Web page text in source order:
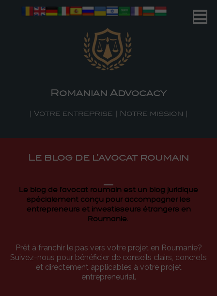
Le blog de l’avocat roumain
Le blog de l'avocat roumain est un blog juridique
spécialement conçu pour accompagner les
entrepreneurs et investisseurs étrangers en
Roumanie.
Prêt à franchir le pas vers votre projet en Roumanie?
Suivez-nous pour bénéficier de conseils clairs, concrets
et directement applicables à votre projet
entrepreneurial.
Romanian Advocacy
| Votre entreprise | Notre mission |
Romanian Advocacy
| Your Business | Our Mission |